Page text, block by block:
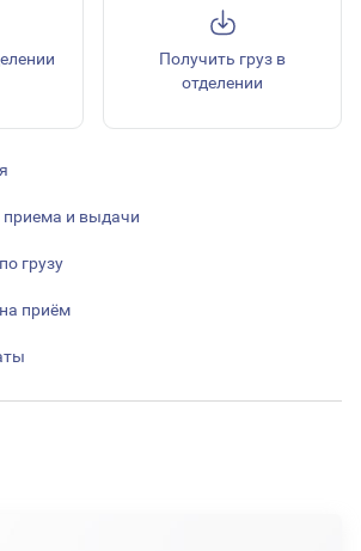
Получить груз в
отделении
и выдачи
грузу
приём